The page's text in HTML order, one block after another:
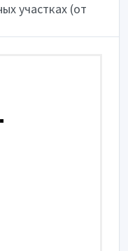
участках (от